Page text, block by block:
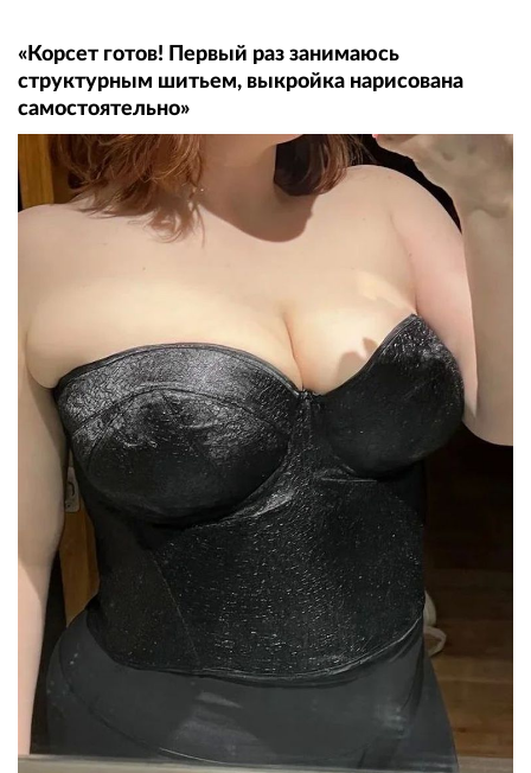
«Корсет готов! Первый раз занимаюсь
структурным шитьем, выкройка нарисована
самостоятельно»